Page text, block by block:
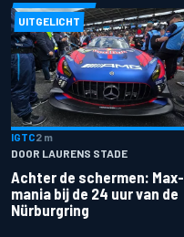
UITGELICHT
IGTC2 m
DOOR LAURENS STADE
Achter de schermen: Max-
mania bij de 24 uur van de
Nürburgring